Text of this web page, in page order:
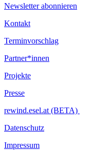
Newsletter abonnieren
Kontakt
Terminvorschlag
Partner*innen
Projekte
Presse
rewind.esel.at (BETA)
Datenschutz
Impressum